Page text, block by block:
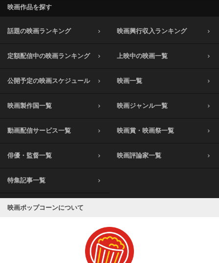
映画作品を探す
話題の映画ランキング 映画興行収入ランキング
定額配信中の映画ランキング 上映中の映画一覧
公開予定の映画スケジュール 映画一覧
映画製作国一覧 映画ジャンル一覧
動画配信サービス一覧 映画賞・映画祭一覧
俳優・監督一覧 映画評論家一覧
特集記事一覧
映画ポップコーンについて